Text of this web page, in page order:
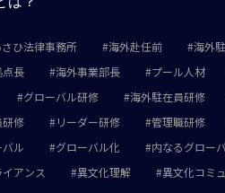
ひ法律事務所 海外赴任前 海外
点長 海外事業部長 プール人材
グローバル研修 海外駐在員研修
研修 リーダー研修 管理職研修
ル グローバル化 内なるグロー
アンス 異文化理解 異文化コミ